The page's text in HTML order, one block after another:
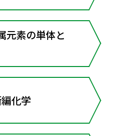
素の単体と
化学